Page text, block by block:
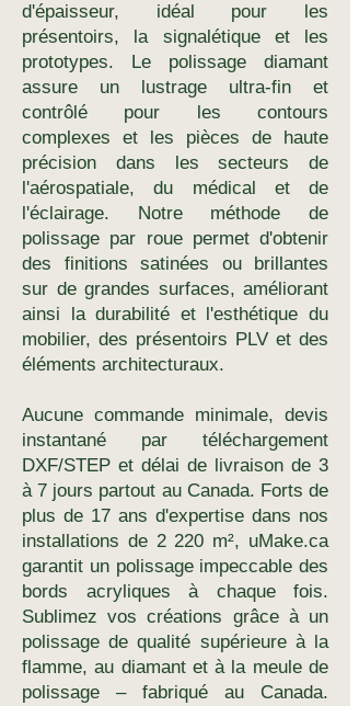
d'épaisseur, idéal pour les
présentoirs, la signalétique et les
prototypes. Le polissage diamant
assure un lustrage ultra-fin et
contrôlé pour les contours
complexes et les pièces de haute
précision dans les secteurs de
l'aérospatiale, du médical et de
l'éclairage. Notre méthode de
polissage par roue permet d'obtenir
des finitions satinées ou brillantes
sur de grandes surfaces, améliorant
ainsi la durabilité et l'esthétique du
mobilier, des présentoirs PLV et des
éléments architecturaux.
Aucune commande minimale, devis
instantané par téléchargement
DXF/STEP et délai de livraison de 3
à 7 jours partout au Canada. Forts de
plus de 17 ans d'expertise dans nos
installations de 2 220 m², uMake.ca
garantit un polissage impeccable des
bords acryliques à chaque fois.
Sublimez vos créations grâce à un
polissage de qualité supérieure à la
flamme, au diamant et à la meule de
polissage – fabriqué au Canada.